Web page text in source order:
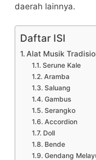
daerah lainnya.
Daftar ISI
Alat Musik
Serune Kale
Aramba
Saluang
Gambus
Serangko
Accordion
Doll
Bende
Gendang